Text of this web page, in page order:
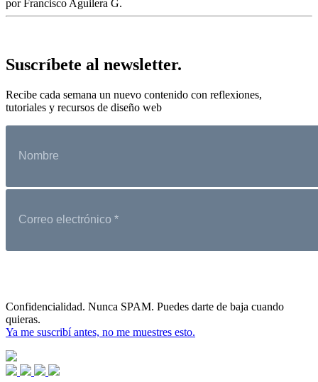
por Francisco Aguilera G.
Suscríbete al newsletter.
Recibe cada semana un nuevo contenido con reflexiones,
tutoriales y recursos de diseño web
Confidencialidad. Nunca SPAM. Puedes darte de baja cuando
quieras.
Ya me suscribí antes, no me muestres esto.